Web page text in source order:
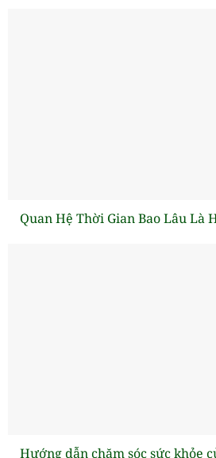
Quan Hệ Thời Gian Bao Lâu Là
Hướng dẫn chăm sóc sức khỏe